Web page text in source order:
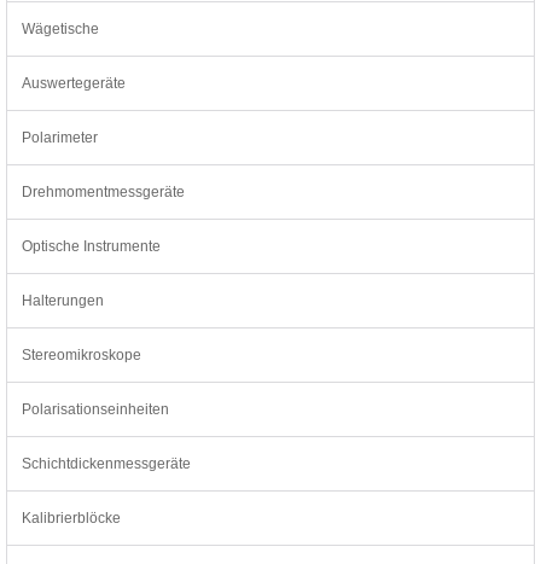
Wägetische
Auswertegeräte
Polarimeter
Drehmomentmessgeräte
Optische Instrumente
Halterungen
Stereomikroskope
Polarisationseinheiten
Schichtdickenmessgeräte
Kalibrierblöcke